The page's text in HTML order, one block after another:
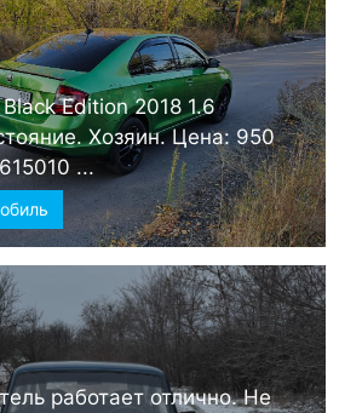
Edition 2018 1.6
Хозяин. Цена: 950
...
работает отлично. Не